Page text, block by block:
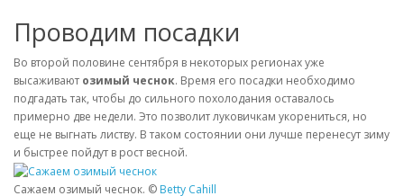
Проводим посадки
Во второй половине сентября в некоторых регионах уже
высаживают озимый чеснок. Время его посадки необходимо
подгадать так, чтобы до сильного похолодания оставалось
примерно две недели. Это позволит луковичкам укорениться, но
еще не выгнать листву. В таком состоянии они лучше перенесут зиму
и быстрее пойдут в рост весной.
Сажаем озимый чеснок. © Betty Cahill